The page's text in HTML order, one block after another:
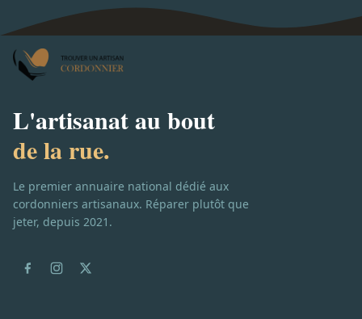
L'artisanat au bout
de la rue.
Le premier annuaire national dédié aux
cordonniers artisanaux. Réparer plutôt que
jeter, depuis 2021.